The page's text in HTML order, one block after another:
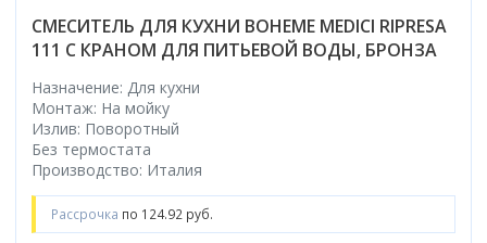
СМЕСИТЕЛЬ ДЛЯ КУХНИ BOHEME MEDICI RIPRESA
111 C КРАНОМ ДЛЯ ПИТЬЕВОЙ ВОДЫ, БРОНЗА
Назначение: Для кухни
Монтаж: На мойку
Излив: Поворотный
Без термостата
Производство: Италия
Рассрочка по 124.92 руб.